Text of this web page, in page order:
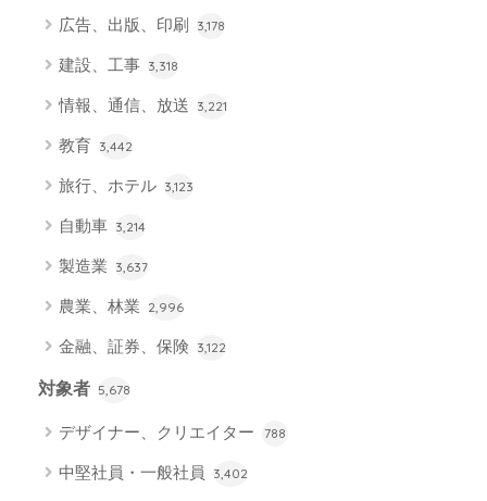
広告、出版、印刷 3,178
建設、工事 3,318
情報、通信、放送 3,221
教育 3,442
旅行、ホテル 3,123
自動車 3,214
製造業 3,637
農業、林業 2,996
金融、証券、保険 3,122
対象者 5,678
デザイナー、クリエイター 788
中堅社員・一般社員 3,402